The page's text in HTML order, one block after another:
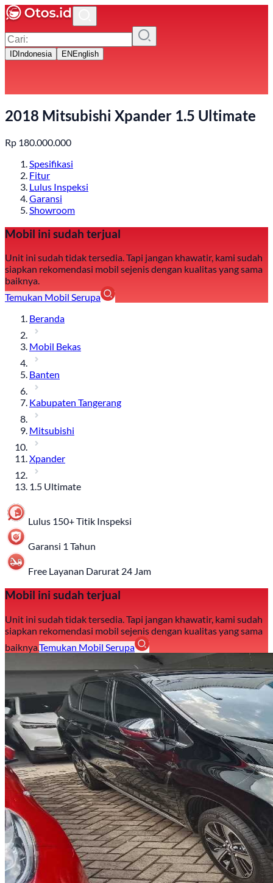
ID Indonesia EN English
2018 Mitsubishi Xpander 1.5 Ultimate
Rp 180.000.000
Spesifikasi
Fitur
Lulus Inspeksi
Garansi
Showroom
Mobil ini sudah terjual
Unit ini sudah tidak tersedia. Tapi jangan khawatir, kami sudah
siapkan rekomendasi mobil sejenis dengan kualitas yang sama
baiknya.
Temukan Mobil Serupa
Beranda
Mobil Bekas
Banten
Kabupaten Tangerang
Mitsubishi
Xpander
1.5 Ultimate
Lulus 150+ Titik Inspeksi
Garansi 1 Tahun
Free Layanan Darurat 24 Jam
Mobil ini sudah terjual
Unit ini sudah tidak tersedia. Tapi jangan khawatir, kami sudah
siapkan rekomendasi mobil sejenis dengan kualitas yang sama
baiknya.Temukan Mobil Serupa